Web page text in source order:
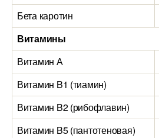
Бета каротин
Витамины
Витамин А
Витамин B1 (тиамин)
Витамин B2 (рибофлавин)
Витамин B5 (пантотеновая)